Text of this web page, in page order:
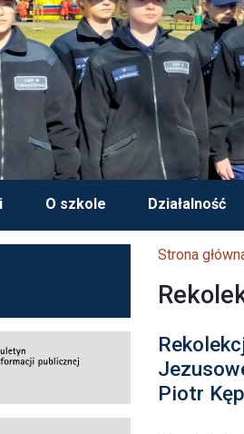
O szkole Działalność
Strona
Piotr